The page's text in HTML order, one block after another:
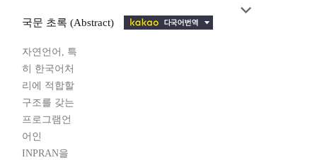
국문 초록 (Abstract)
자연언어, 특
히 한국어처
리에 적합할
구조를 갖는
프로그램언
어인
INPRAN을